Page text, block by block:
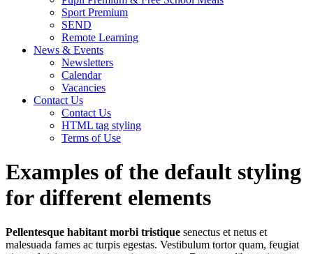
Sport Premium
SEND
Remote Learning
News & Events
Newsletters
Calendar
Vacancies
Contact Us
Contact Us
HTML tag styling
Terms of Use
Examples of the default styling
for different elements
Pellentesque habitant morbi tristique senectus et netus et
malesuada fames ac turpis egestas. Vestibulum tortor quam, feugiat